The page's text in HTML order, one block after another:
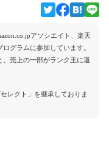
アソシエイト、楽天
グラムに参加しています。
売上の一部がランク王に還
レクト」を継承しておりま